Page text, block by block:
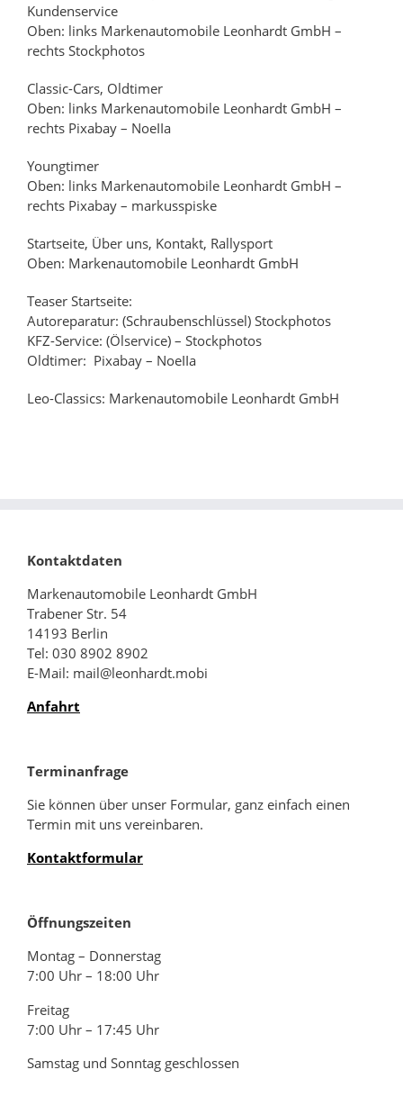
Kundenservice
Oben: links Markenautomobile Leonhardt GmbH –
rechts Stockphotos
Classic-Cars, Oldtimer
Oben: links Markenautomobile Leonhardt GmbH –
rechts Pixabay – NoeIIa
Youngtimer
Oben: links Markenautomobile Leonhardt GmbH –
rechts Pixabay – markusspiske
Startseite, Über uns, Kontakt, Rallysport
Oben: Markenautomobile Leonhardt GmbH
Teaser Startseite:
Autoreparatur: (Schraubenschlüssel) Stockphotos
KFZ-Service: (Ölservice) – Stockphotos
Oldtimer: Pixabay – NoeIIa
Leo-Classics: Markenautomobile Leonhardt GmbH
Kontaktdaten
Markenautomobile Leonhardt GmbH
Trabener Str. 54
14193 Berlin
Tel: 030 8902 8902
E-Mail: mail@leonhardt.mobi
Anfahrt
Terminanfrage
Sie können über unser Formular, ganz einfach einen
Termin mit uns vereinbaren.
Kontaktformular
Öffnungszeiten
Montag – Donnerstag
7:00 Uhr – 18:00 Uhr
Freitag
7:00 Uhr – 17:45 Uhr
Samstag und Sonntag geschlossen